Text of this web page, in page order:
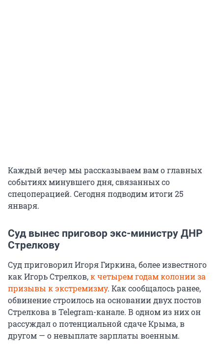
Каждый вечер мы рассказываем вам о главных
событиях минувшего дня, связанных со
спецоперацией. Сегодня подводим итоги 25
января.
Суд вынес приговор экс-министру ДНР
Стрелкову
Суд приговорил Игоря Гиркина, более известного
как Игорь Стрелков,к четырем годам колонии за
призывы к экстремизму. Как сообщалось ранее,
обвинение строилось на основании двух постов
Стрелкова в Telegram-канале. В одном из них он
рассуждал о потенциальной сдаче Крыма, в
другом — о невыплате зарплаты военным.